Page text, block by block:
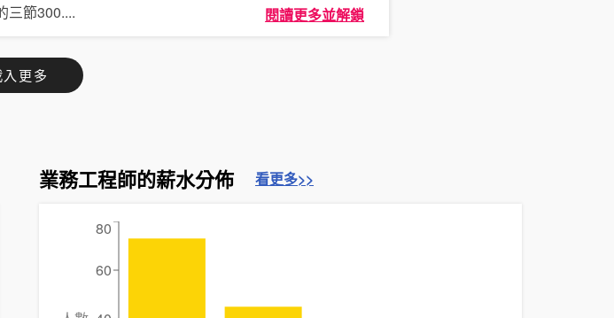
三節300.... 閱讀更多並解鎖
入更多
業務工程師的薪水分佈 看更多>>
60
80